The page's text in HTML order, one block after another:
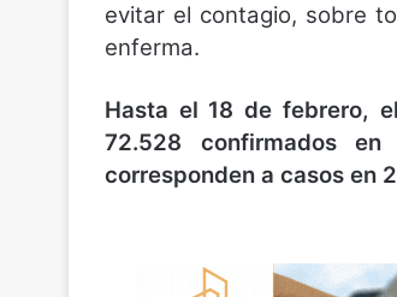
evitar el contagio, sobre
enferma.
Hasta el 18 de febrero,
72.528 confirmados
corresponden a casos en